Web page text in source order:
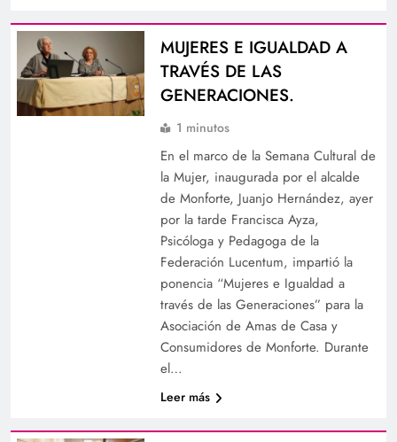
MUJERES E IGUALDAD A
TRAVÉS DE LAS
GENERACIONES.
1 minutos
En el marco de la Semana Cultural de
la Mujer, inaugurada por el alcalde
de Monforte, Juanjo Hernández, ayer
por la tarde Francisca Ayza,
Psicóloga y Pedagoga de la
Federación Lucentum, impartió la
ponencia “Mujeres e Igualdad a
través de las Generaciones” para la
Asociación de Amas de Casa y
Consumidores de Monforte. Durante
el…
Leer más